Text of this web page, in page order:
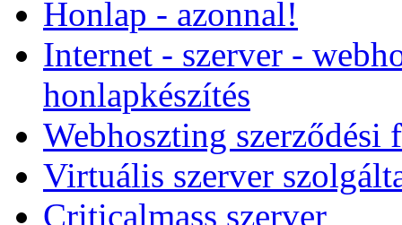
Honlap - azonnal!
Internet - szerver -
honlapkészítés
Webhoszting szerződési
Virtuális szerver
Criticalmass szerver